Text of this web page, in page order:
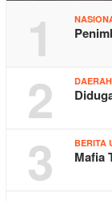
1
2 DAERAH
3 BERITA
Mafia